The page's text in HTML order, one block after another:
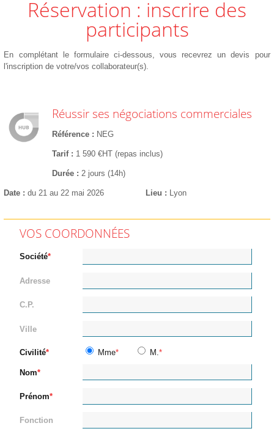
Réservation : inscrire des
participants
En complétant le formulaire ci-dessous, vous recevrez un devis pour
l'inscription de votre/vos collaborateur(s).
Réussir ses négociations commerciales
Référence NEG
Tarif 1 590 €HT (repas inclus)
Durée 2 jours (14h)
Date du 21 au 22 mai 2026 Lieu Lyon
VOS COORDONNÉES
Société
Adresse
C.P.
Ville
Civilité Mme M.
Nom
Prénom
Fonction